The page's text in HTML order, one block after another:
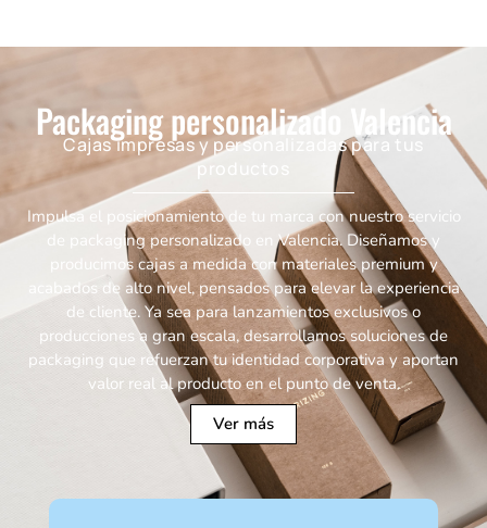
Packaging personalizado Valencia
Cajas impresas y personalizadas para tus
productos
Impulsa el posicionamiento de tu marca con nuestro servicio
de packaging personalizado en Valencia. Diseñamos y
producimos cajas a medida con materiales premium y
acabados de alto nivel, pensados para elevar la experiencia
de cliente. Ya sea para lanzamientos exclusivos o
producciones a gran escala, desarrollamos soluciones de
packaging que refuerzan tu identidad corporativa y aportan
valor real al producto en el punto de venta.
Ver más